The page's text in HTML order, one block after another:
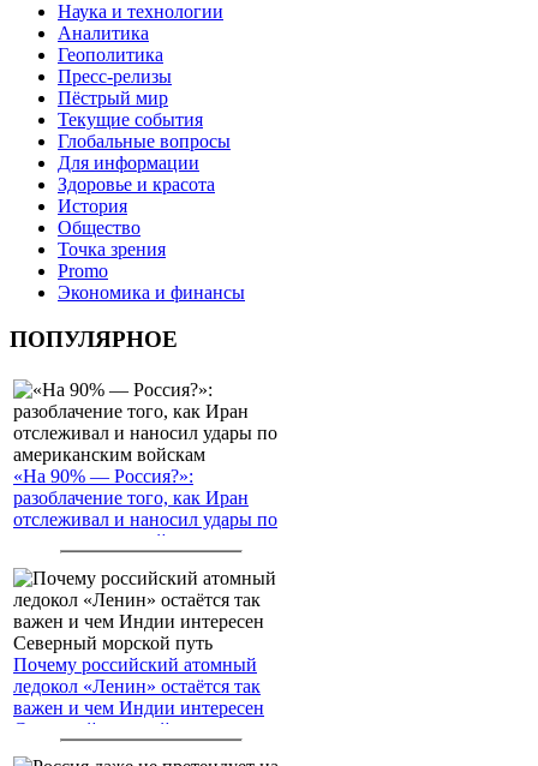
Наука и технологии
Аналитика
Геополитика
Пресс-релизы
Пёстрый мир
Текущие события
Глобальные вопросы
Для информации
Здоровье и красота
История
Общество
Точка зрения
Promo
Экономика и финансы
ПОПУЛЯРНОЕ
«На 90% — Россия?»:
разоблачение того, как Иран
отслеживал и наносил удары по
американским войскам
Почему российский атомный
ледокол «Ленин» остаётся так
важен и чем Индии интересен
Северный морской путь